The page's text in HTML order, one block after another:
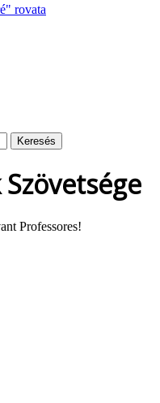
rovata
Keresés
Professores!